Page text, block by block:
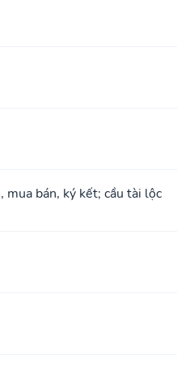
mua bán, ký kết; cầu tài lộc